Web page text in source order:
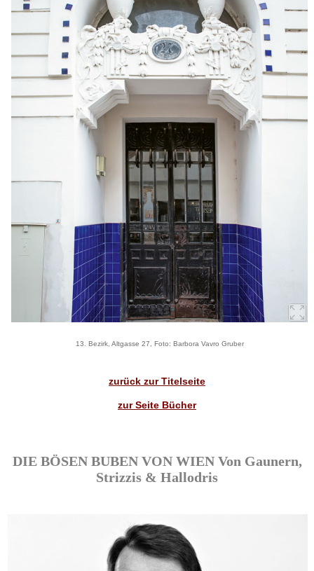
13. Bezirk, Altgasse 27, Foto: Barbora Vavro Gruber
zurück zur Titelseite
zur Seite Bücher
DIE BÖSEN BUBEN VON WIEN Von Gaunern,
Strizzis & Hallodris